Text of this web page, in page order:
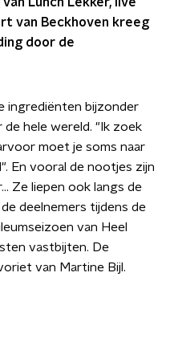
van Beckhoven kreeg
door de
ingrediënten bijzonder
de hele wereld. "Ik zoek
moet je soms naar
En vooral de nootjes zijn
Ze liepen ook langs de
deelnemers tijdens de
van Heel
vastbijten. De
van Martine Bijl.